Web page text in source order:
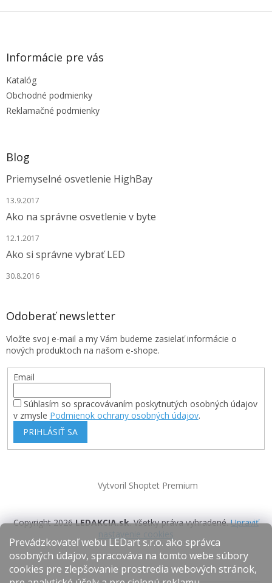
Prevádzkovateľ webu LEDart s.r.o. ako správca
osobných údajov, spracováva na tomto webe súbory
cookies pre zlepšovanie prostredia webových stránok,
Z
Informácie pre vás
Katalóg
Obchodné podmienky
Reklamačné podmienky
Blog
Priemyselné osvetlenie HighBay
13.9.2017
Ako na správne osvetlenie v byte
12.1.2017
Ako si správne vybrať LED
30.8.2016
Odoberať newsletter
Vložte svoj e-mail a my Vám budeme zasielať informácie o
nových produktoch na našom e-shope.
Email
Súhlasím so spracovávaním poskytnutých osobných údajov
v zmysle Podmienok ochrany osobných údajov.
PRIHLÁSIŤ SA
Vytvoril Shoptet Premium
Copyright 2026LEDAKCIA.sk. Všetky práva vyhradené.Upraviť